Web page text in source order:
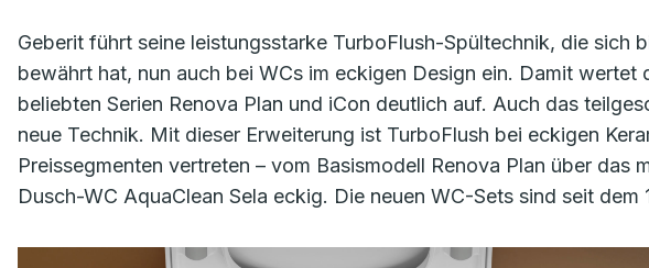
Geberit führt seine leistungsstarke TurboFlush-Spültechnik, die sich
bewährt hat, nun auch bei WCs im eckigen Design ein. Damit wertet
beliebten Serien Renova Plan und iCon deutlich auf. Auch das
neue Technik. Mit dieser Erweiterung ist TurboFlush bei eckigen
Preissegmenten vertreten – vom Basismodell Renova Plan über das
Dusch-WC AquaClean Sela eckig. Die neuen WC-Sets sind seit dem